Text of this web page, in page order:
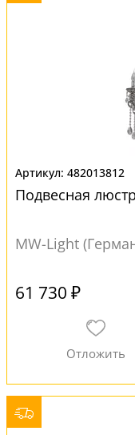
482013812
Подвесная
MW-Light
61 730 ₽